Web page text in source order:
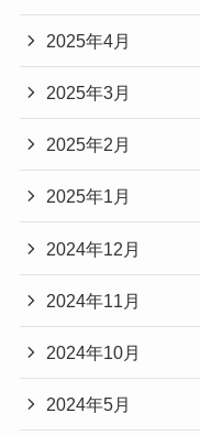
2025年4月
2025年3月
2025年2月
2025年1月
2024年12月
2024年11月
2024年10月
2024年5月